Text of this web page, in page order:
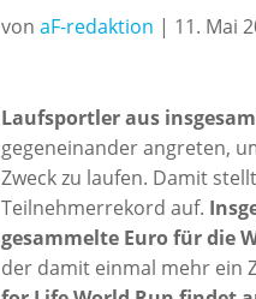
vonaF-redaktion | 11. Mai
Laufsportler aus
gegeneinander angreten,
Zweck zu laufen. Damit
Teilnehmerrekord auf.
gesammelte Euro für die
der damit einmal mehr ein